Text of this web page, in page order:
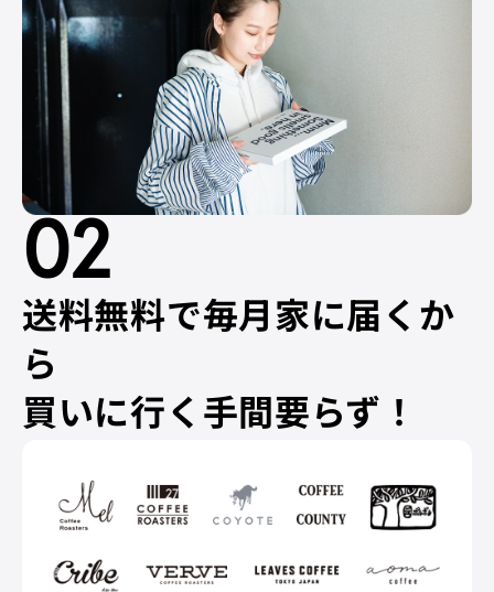
02
送料無料で毎月家に届くか
ら
買いに行く手間要らず！